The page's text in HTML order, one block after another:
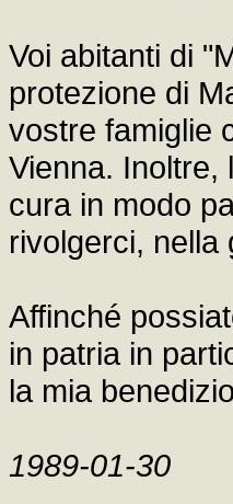
Voi abitanti di
protezione di
vostre famiglie
Vienna. Inoltre,
cura in modo
rivolgerci, nella
Affinché
in patria in
la mia
1989-01-30